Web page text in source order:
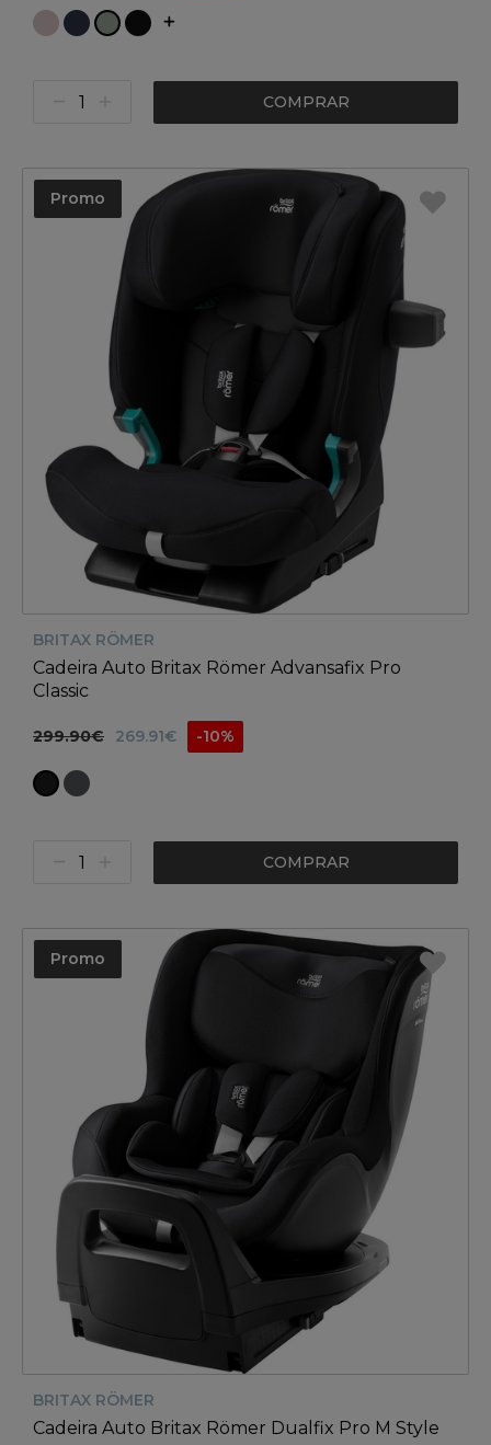
COMPRAR
Promo
BRITAX RÖMER
Cadeira Auto Britax Römer Advansafix Pro
Classic
299.90€ 269.91€ -10%
COMPRAR
Promo
BRITAX RÖMER
Cadeira Auto Britax Römer Dualfix Pro M Style